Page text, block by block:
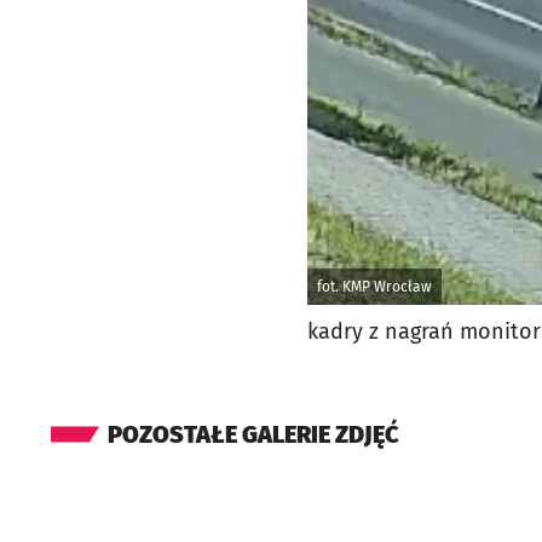
fot. KMP Wrocław
kadry z nagrań
POZOSTAŁE GALERIE ZDJĘĆ